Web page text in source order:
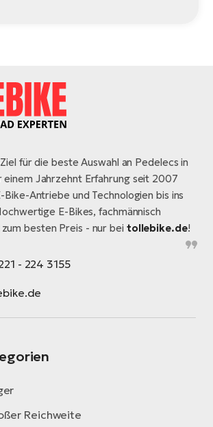
für die beste Auswahl an Pedelecs in
einem Jahrzehnt Erfahrung seit 2007
Bike-Antriebe und Technologien bis ins
E-Bikes, fachmännisch
besten Preis - nur bei tollebike.de!
- 224 3155
Reichweite